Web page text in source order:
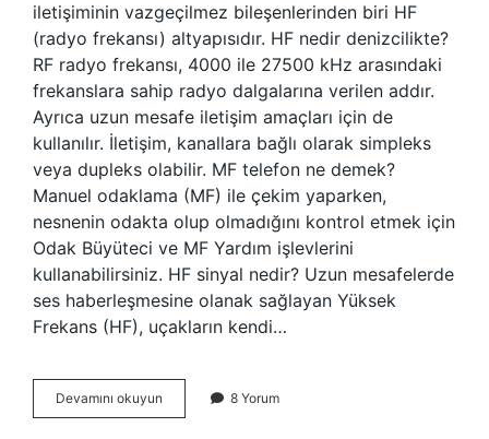
iletişiminin vazgeçilmez bileşenlerinden biri HF
(radyo frekansı) altyapısıdır. HF nedir denizcilikte?
RF radyo frekansı, 4000 ile 27500 kHz arasındaki
frekanslara sahip radyo dalgalarına verilen addır.
Ayrıca uzun mesafe iletişim amaçları için de
kullanılır. İletişim, kanallara bağlı olarak simpleks
veya dupleks olabilir. MF telefon ne demek?
Manuel odaklama (MF) ile çekim yaparken,
nesnenin odakta olup olmadığını kontrol etmek için
Odak Büyüteci ve MF Yardım işlevlerini
kullanabilirsiniz. HF sinyal nedir? Uzun mesafelerde
ses haberleşmesine olanak sağlayan Yüksek
Frekans (HF), uçakların kendi…
Devamını okuyun
Hf
8 Yorum